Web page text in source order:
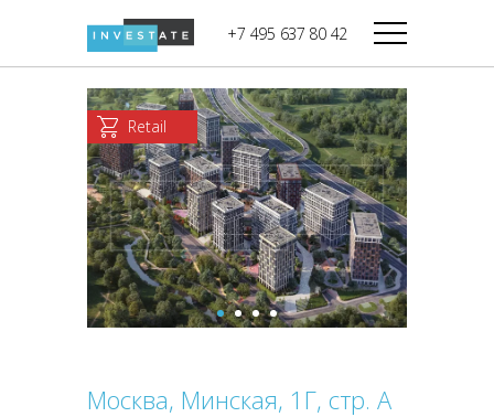
+7 495 637 80 42
Дикси
Верный
Мираторг
Магнолия
В башне
Башня Федерация-II
Запад
Башня Федерация-I
Восток
Город Столиц,
Северный блок
Город Столиц,
Южный блок
Retail
Москва, Минская, 1Г, стр. А